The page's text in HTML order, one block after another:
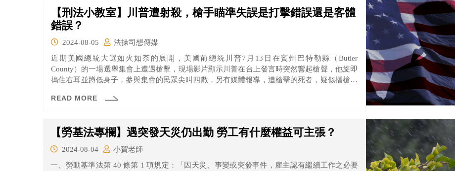
【刑法小教室】川普遭射殺，槍手瞄準失誤是打擊錯誤還是客體
錯誤？
2024-08-05
法操司想傳媒
近期美國總統大選如火如荼的展開，美國前總統川普7月13日在賓州巴特勒縣（Butler
County）的一場選舉集會上遭遇槍擊，現場影片顯示川普在台上發言時突然響起槍聲，他旋即
摀住右耳並蹲低身子，參與集會的民眾尖叫四散，另有媒體報導，遭槍擊的死者，疑似擋槍，
READ MORE
【勞基法專欄】遇突發天災仍出勤 勞工有什麼權益可主張？
2024-08-04
小賀老師
一、勞動基準法第 40 條第 1 項規定：「因天災、事變或突發事件，雇主認有繼續工作之必要